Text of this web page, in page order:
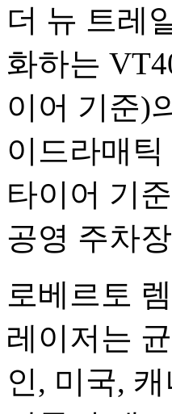
더 뉴 트레
화하는
이어 기준)
이드라매
타이어 기
공영 주차
로베르토
레이저는
인, 미국,